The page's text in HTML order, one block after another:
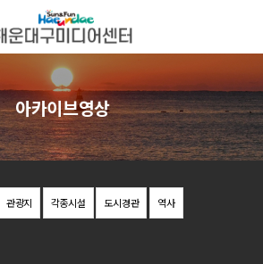
관광지 각종시설 도시경관 역사
아카이브영상